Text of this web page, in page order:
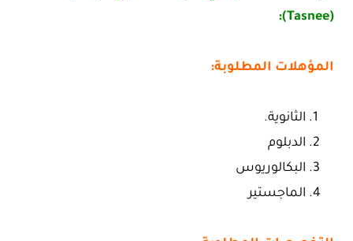
(Tasnee):
المؤهلات المطلوبة:
الثانوية.
الدبلوم
البكالوريوس
الماجستير